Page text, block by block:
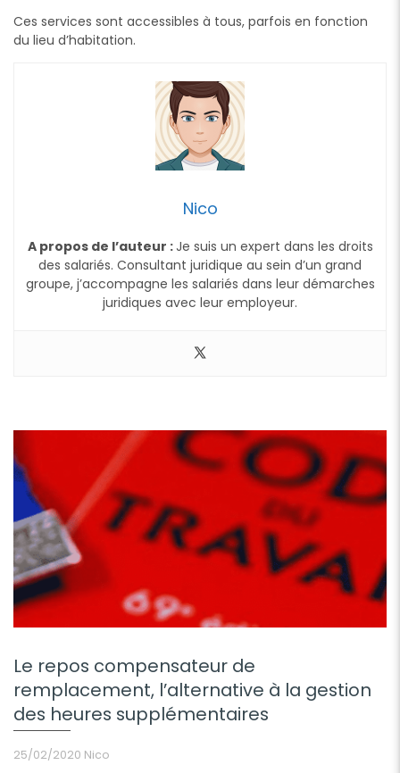
Ces services sont accessibles à tous, parfois en fonction
du lieu d’habitation.
Nico
A propos de l’auteur :Je suis un expert dans les droits
des salariés. Consultant juridique au sein d’un grand
groupe, j’accompagne les salariés dans leur démarches
juridiques avec leur employeur.
Le repos compensateur de
remplacement, l’alternative à la gestion
des heures supplémentaires
25/02/2020 Nico